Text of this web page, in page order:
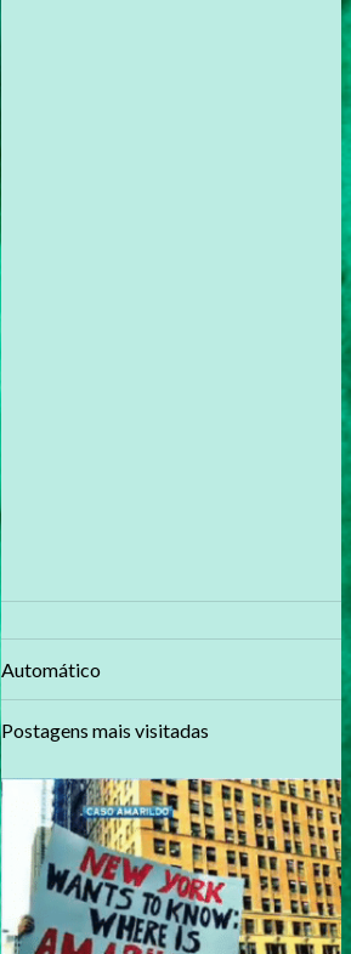
Automático
Postagens mais visitadas